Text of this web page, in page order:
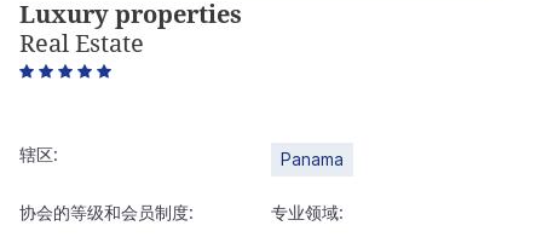
Luxury properties
Real Estate
辖区: Panama
协会的等级和会员制度: 专业领域: